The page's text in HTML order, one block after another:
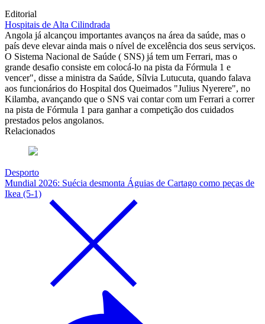
Editorial
Hospitais de Alta Cilindrada
Angola já alcançou importantes avanços na área da saúde, mas o
país deve elevar ainda mais o nível de excelência dos seus serviços.
O Sistema Nacional de Saúde ( SNS) já tem um Ferrari, mas o
grande desafio consiste em colocá-lo na pista da Fórmula 1 e
vencer", disse a ministra da Saúde, Sílvia Lutucuta, quando falava
aos funcionários do Hospital dos Queimados "Julius Nyerere", no
Kilamba, avançando que o SNS vai contar com um Ferrari a correr
na pista de Fórmula 1 para ganhar a competição dos cuidados
prestados pelos angolanos.
Relacionados
Desporto
Mundial 2026: Suécia desmonta Águias de Cartago como peças de
Ikea (5-1)